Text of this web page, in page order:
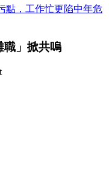
點，工作忙更陷中年危
職」掀共嗚